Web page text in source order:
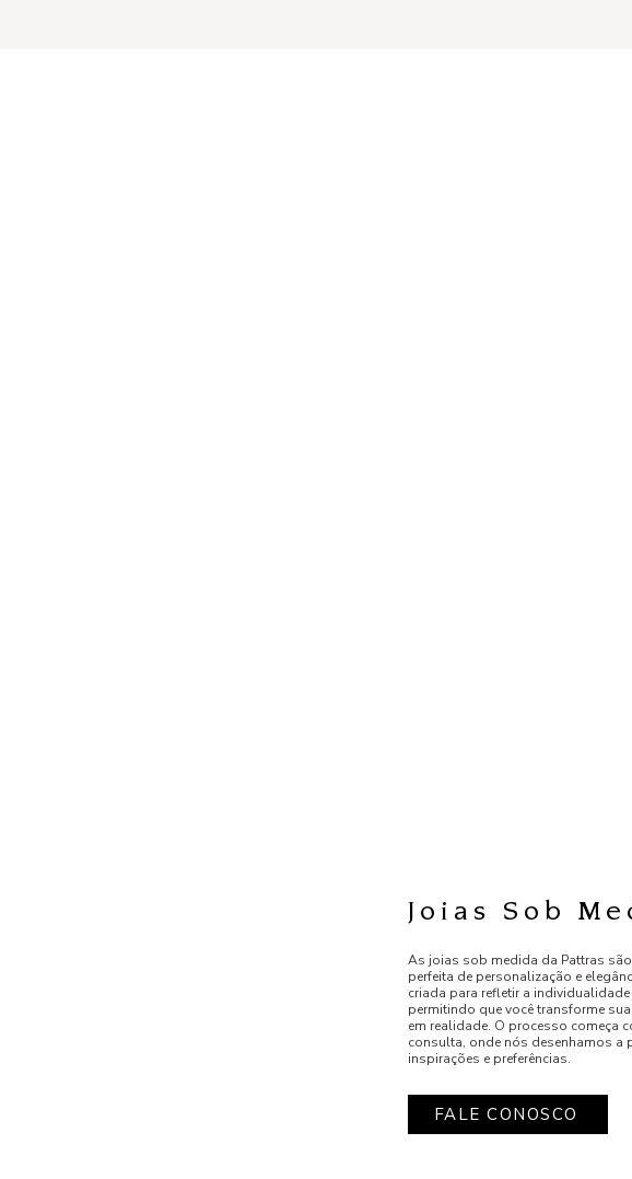
Joias Sob
As joias sob medida da Pattras
perfeita de personalização e
criada para refletir a individualidade
permitindo que você transforme
em realidade. O processo começa
consulta, onde nós desenhamos a
inspirações e preferências.
FALE CONOSCO